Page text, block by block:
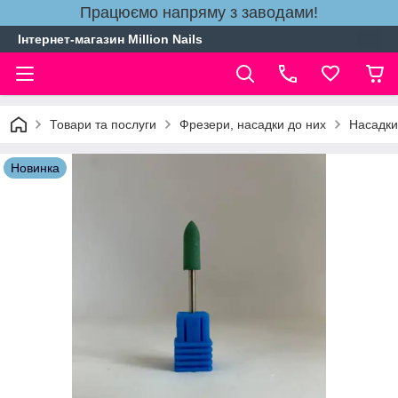
Працюємо напряму з заводами!
Інтернет-магазин Million Nails
Товари та послуги Фрезери, насадки до них
Новинка